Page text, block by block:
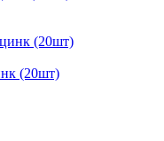
(20шт)